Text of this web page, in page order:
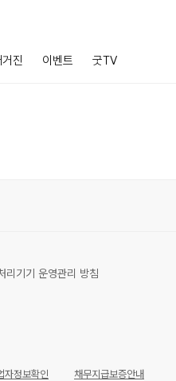
거진 이벤트 굿TV
리기기 운영관리 방침
자정보확인
채무지급보증안내